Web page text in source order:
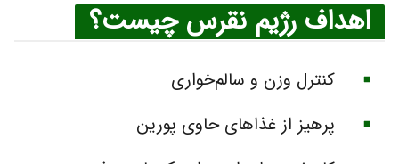
اهداف رژیم نقرس چیست؟
کنترل وزن و سالم‌خواری
پرهیز از غذاهای حاوی پورین